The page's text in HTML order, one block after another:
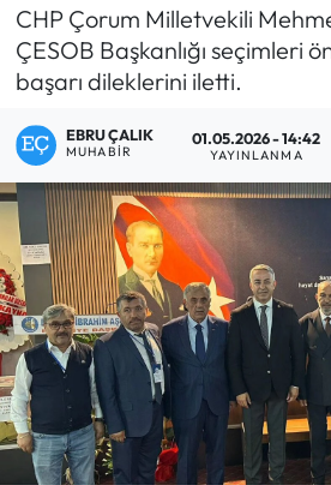
CHP Çorum Milletvekili
ÇESOB Başkanlığı seçimleri
başarı dileklerini iletti.
EBRU ÇALIK
MUHABIR
01.05.2026 - 14:42
YAYINLANMA
Boğazkale Haberleri
Çorum Haberleri
Çorum Son Dakika Haberleri
Dodurga Haberleri
Eğitim
Ekonomi
Güncel
İskilip Haberleri
TFF 1.Lig Puan Durumu ve
Tüm Manşetler
Son Dakika Haberleri
Haber Arşivi